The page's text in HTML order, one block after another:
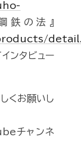
鉄の法』
ンタビュー
くお願いし
チャンネ